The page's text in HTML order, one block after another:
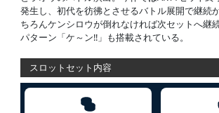
発生し、初代を彷彿とさせるバトル展開で継続
ちろんケンシロウが倒れなければ次セットへ継
パターン「ケ～ン!!」も搭載されている。
スロットセット内容